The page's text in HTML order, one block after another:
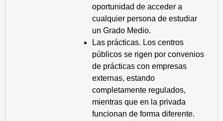
oportunidad de acceder a
cualquier persona de estudiar
un Grado Medio.
Las prácticas. Los centros
públicos se rigen por convenios
de prácticas con empresas
externas, estando
completamente regulados,
mientras que en la privada
funcionan de forma diferente.